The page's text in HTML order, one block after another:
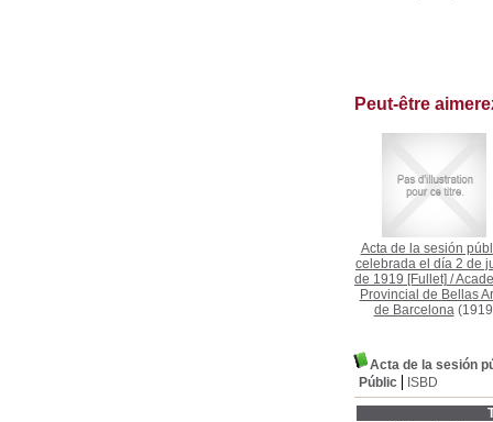
Peut-être
Acta de la sesión
celebrada el día 2 de
de 1919 [Fullet] /
Provincial de Bellas
de Barcelona
Acta de la sesión
Públic
ISBD